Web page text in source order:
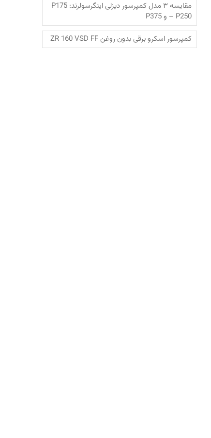
مقایسه ۳ مدل کمپرسور دیزلی اینگرسولرند: P175
– P250 و P375
کمپرسور اسکرو برقی بدون روغن ZR 160 VSD FF